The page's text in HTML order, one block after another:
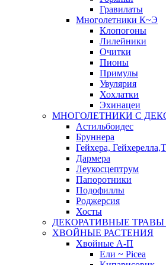
Гравилаты
Многолетники К~Э
Клопогоны
Лилейники
Очитки
Пионы
Примулы
Увулярия
Хохлатки
Эхинацеи
МНОГОЛЕТНИКИ С
Астильбоидес
Бруннера
Гейхера,
Дармера
Леукосцептрум
Папоротники
Подофиллы
Роджерсия
Хосты
ДЕКОРАТИВНЫЕ ТРАВЫ
ХВОЙНЫЕ РАСТЕНИЯ
Хвойные А-П
Ели ~ Picea